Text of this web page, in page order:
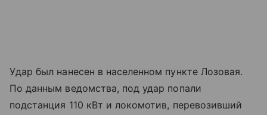
Удар был нанесен в населенном пункте Лозовая.
По данным ведомства, под удар попали
подстанция 110 кВт и локомотив, перевозивший